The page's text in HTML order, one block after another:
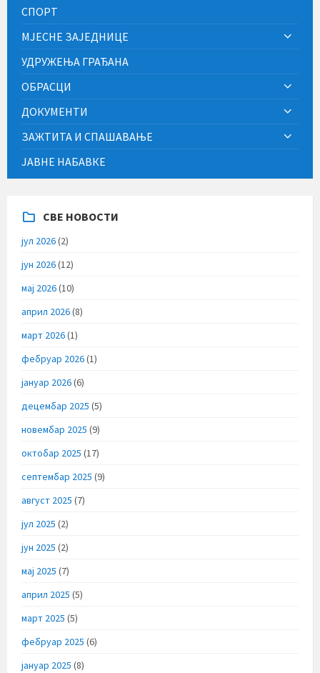
СПОРТ
МЈЕСНЕ ЗАЈЕДНИЦЕ
УДРУЖЕЊА ГРАЂАНА
ОБРАСЦИ
ДОКУМЕНТИ
ЗАЖТИТА И СПАШАВАЊЕ
ЈАВНЕ НАБАВКЕ
СВЕ НОВОСТИ
јул 2026(2)
јун 2026(12)
мај 2026(10)
април 2026(8)
март 2026(1)
фебруар 2026(1)
јануар 2026(6)
децембар 2025 (5)
новембар 2025 (9)
октобар 2025 (17)
септембар 2025 (9)
август 2025 (7)
јул 2025 (2)
јун 2025 (2)
мај 2025 (7)
април 2025 (5)
март 2025 (5)
фебруар 2025 (6)
јануар 2025 (8)